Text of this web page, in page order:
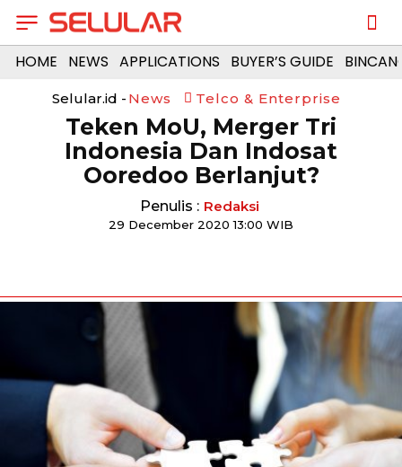
HOME NEWS APPLICATIONS BUYER’S GUIDE
Selular.id - News Telco & Enterprise
Teken MoU, Merger Tri
Indonesia Dan Indosat
Ooredoo Berlanjut?
Penulis : Redaksi
29 December 2020 13:00 WIB